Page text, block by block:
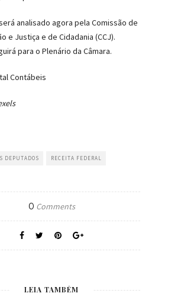
analisado agora pela Comissão de
e Justiça e de Cidadania (CCJ).
para o Plenário da Câmara.
Contábeis
DEPUTADOS RECEITA FEDERAL
0 Comments
LEIA TAMBÉM